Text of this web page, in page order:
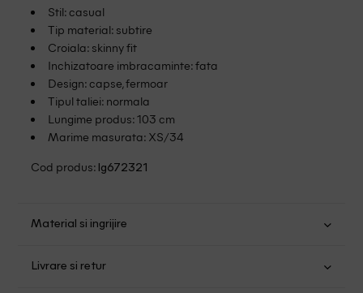
Stil: casual
Tip material: subtire
Croiala: skinny fit
Inchizatoare imbracaminte: fata
Design: capse, fermoar
Tipul taliei: normala
Lungime produs: 103 cm
Marime masurata: XS/34
Cod produs: lg672321
Material si ingrijire
Livrare si retur